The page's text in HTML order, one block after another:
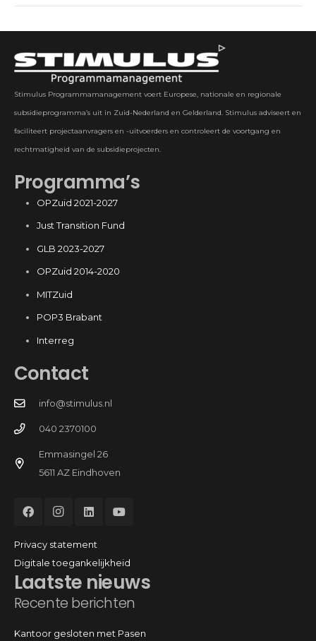
Stimulus Programmamanagement voert Europese, nationale en regionale
subsidieprogramma’s uit in Zuid-Nederland en Gelderland. Stimulus adviseert en
faciliteert projectaanvragers en -uitvoerders en controleert de voortgang en
rechtmatigheid van de subsidieprojecten.
Programma’s
OPZuid 2021-2027
Just Transition Fund
GLB 2023-2027
OPZuid 2014-2020
MITZuid
POP3 Brabant
Interreg
Laatste nieuws
Recente berichten
Kantoor gesloten met Pasen
Contact
info@stimulus.nl
040 2370100
Emmasingel 26
5611 AZ Eindhoven
Privacy statement
Digitale toegankelijkheid